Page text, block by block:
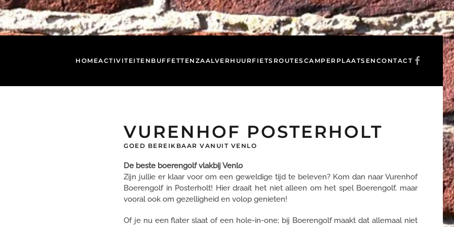
HOMEACTIVITEITEN BUFFETTEN ZAALVERHUURFIETSROUTES CAMPERPLAATSEN CONTACT
VURENHOF POSTERHOLT
GOED BEREIKBAAR VANUIT VENLO
De beste boerengolf vlakbij Venlo
Zijn jullie er klaar voor om een geweldige tijd te beleven? Kom dan naar Vurenhof
Boerengolf in Posterholt! Hier draait het niet alleen om het spel Boerengolf, maar
vooral ook om gezelligheid en volop genieten!
Of je nu een flater slaat of een hole-in-one; bij Boerengolf maakt dat allemaal niet